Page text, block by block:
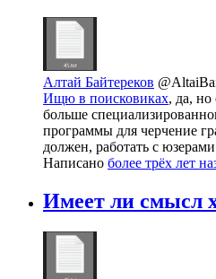
Алтай Байтереков
Ищю в поисковиках, да, но
больше
программы для черчение
должен, работать с
Написано более трёх лет
Имеет ли смысл